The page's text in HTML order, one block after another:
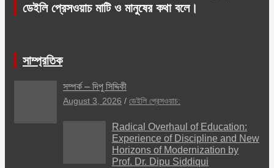
ডেইলি প্রেসওয়াচ মাটি ও মানুষের কথা বলে।
সাম্প্রতিক
সম্পর্ক – দিপু সিদ্দিকী
August 3, 2026 ডেইলি প্রেসওয়াচ:
Radical Overhaul of Education:
Experience of Discipline and New
Horizons of Modernization by
Prof. Dr. Dipu Siddiqui